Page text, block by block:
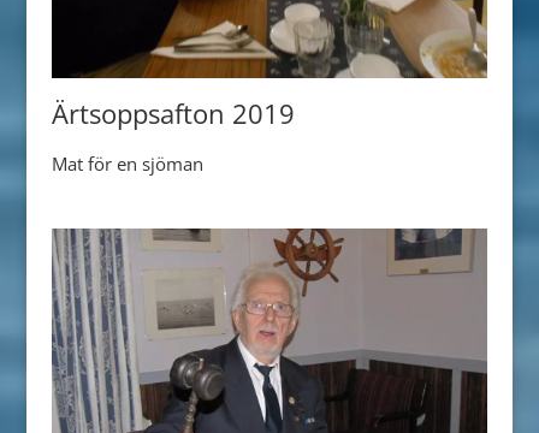
Ärtsoppsafton 2019
Mat för en sjöman